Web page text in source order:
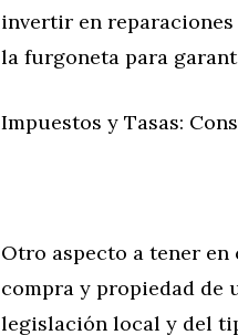
invertir en
la furgoneta para
Impuestos y Tasas:
Otro aspecto a tener
compra y propiedad de
legislación local y del